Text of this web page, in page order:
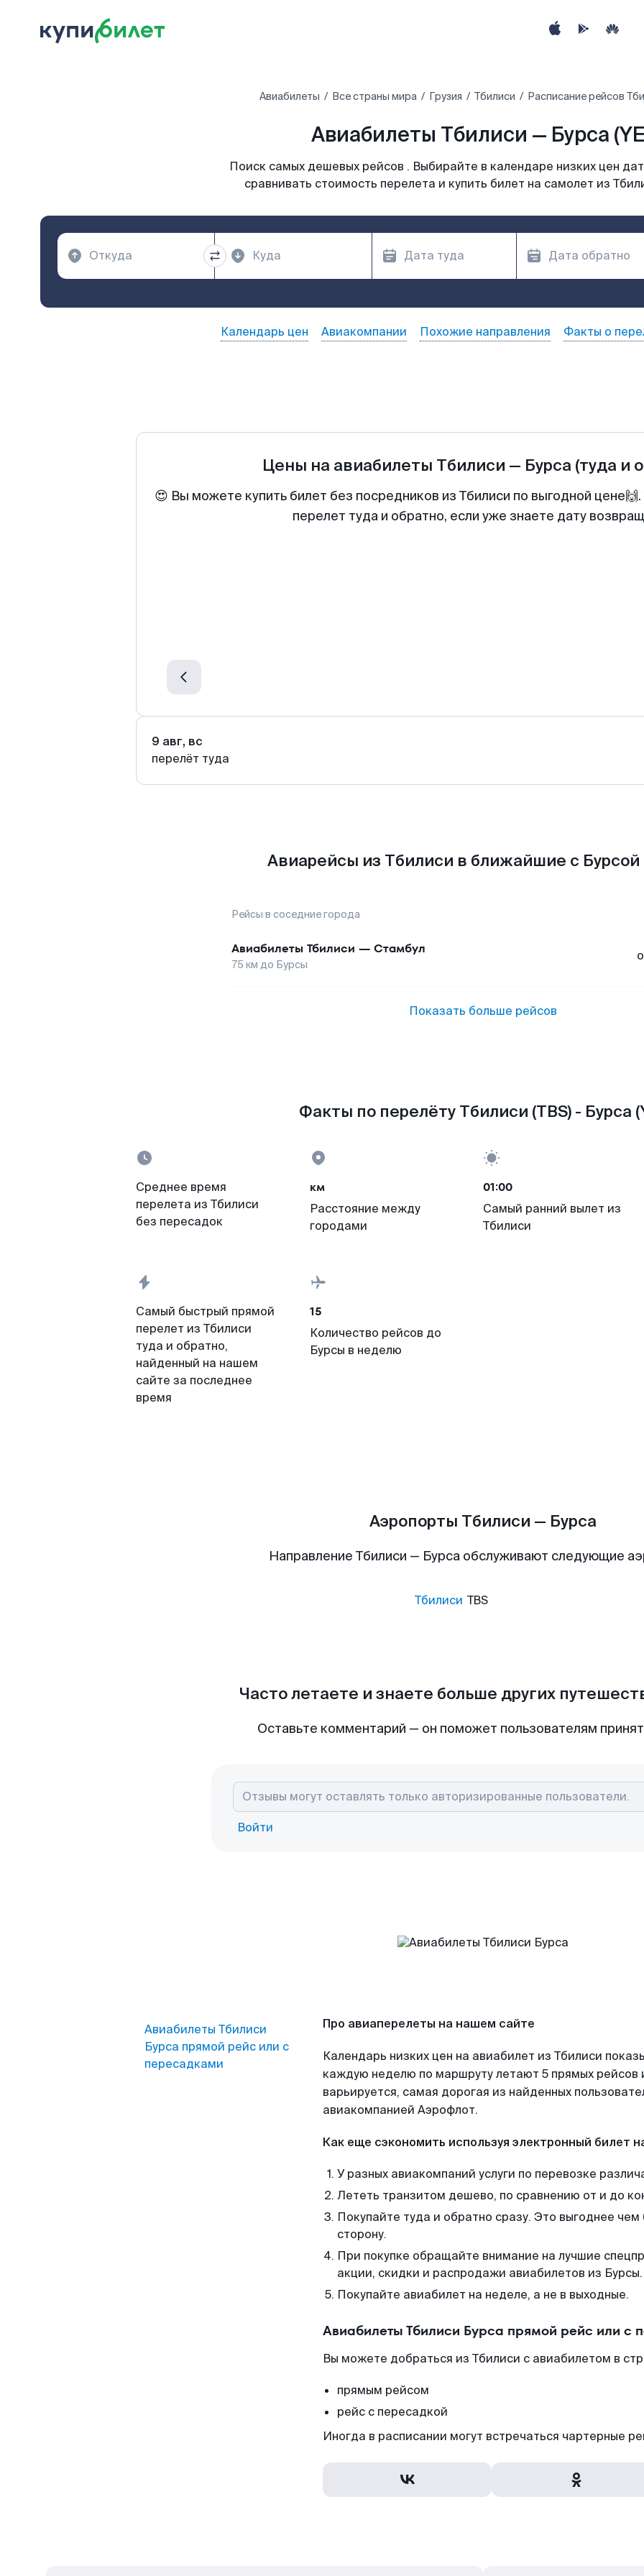
Авиабилеты Все страны мира Грузия Тбилиси Расписание рейсов
Авиабилеты Тбилиси — Бурса
Поиск самых дешевых рейсов . Выбирайте в календаре низких цен
сравнивать стоимость перелета и купить билет на самолет из
Календарь цен Авиакомпании Похожие направления Факты о
Цены на авиабилеты Тбилиси — Бурса (туда и
😍 Вы можете купить билет без посредников из Тбилиси по выгодной
перелет туда и обратно, если уже знаете дату
9 авг, вс
перелёт туда
Авиарейсы из Тбилиси в ближайшие с Бурсой
Рейсы в соседние города
Авиабилеты Тбилиси — Стамбул
75 км до Бурсы
Показать больше рейсов
Факты по перелёту Тбилиси (TBS) - Бурса
Среднее время
перелета из Тбилиси
без пересадок
км
Расстояние между
городами
01:00
Самый ранний вылет из
Тбилиси
Самый быстрый прямой
перелет из Тбилиси
туда и обратно,
найденный на нашем
сайте за последнее
время
15
Количество рейсов до
Бурсы в неделю
Аэропорты Тбилиси — Бурса
Направление Тбилиси — Бурса обслуживают следующие
Тбилиси TBS
Часто летаете и знаете больше других
Оставьте комментарий — он поможет пользователям
Войти
Авиабилеты Тбилиси
Бурса прямой рейс или с
пересадками
Про авиаперелеты на нашем сайте
Календарь низких цен на авиабилет из Тбилиси
каждую неделю по маршруту летают 5 прямых рейсов
варьируется, самая дорогая из найденных
авиакомпанией Аэрофлот.
Как еще сэкономить используя электронный билет
У разных авиакомпаний услуги по перевозке
Лететь транзитом дешево, по сравнению от и до
Покупайте туда и обратно сразу. Это выгоднее
сторону.
При покупке обращайте внимание на лучшие
акции, скидки и распродажи авиабилетов из Бурсы.
Покупайте авиабилет на неделе, а не в выходные.
Авиабилеты Тбилиси Бурса прямой рейс или с
Вы можете добраться из Тбилиси с авиабилетом в
прямым рейсом
рейс с пересадкой
Иногда в расписании могут встречаться чартерные